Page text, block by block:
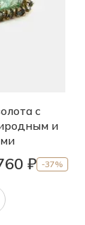
с
и
₽ -37%